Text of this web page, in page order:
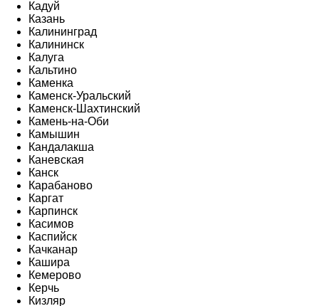
Кадуй
Казань
Калининград
Калининск
Калуга
Кальтино
Каменка
Каменск-Уральский
Каменск-Шахтинский
Камень-на-Оби
Камышин
Кандалакша
Каневская
Канск
Карабаново
Каргат
Карпинск
Касимов
Каспийск
Качканар
Кашира
Кемерово
Керчь
Кизляр